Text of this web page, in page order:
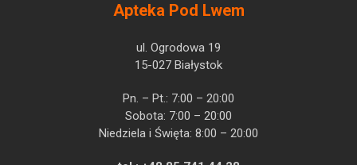
Apteka Pod Lwem
ul. Ogrodowa 19
15-027 Białystok
Pn. – Pt.: 7:00 – 20:00
Sobota: 7:00 – 20:00
Niedziela i Święta: 8:00 – 20:00